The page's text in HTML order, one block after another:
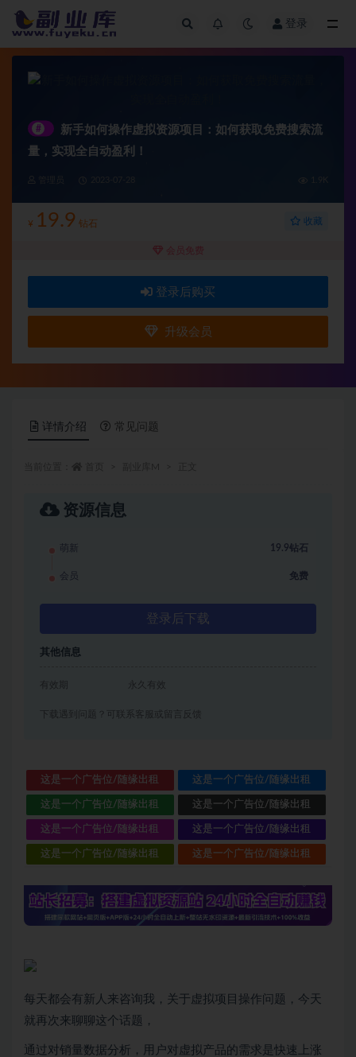
登录
#
新手如何操作虚拟资源项目：如何获取免费搜索流
量，实现全自动盈利！
¥ 19.9 钻石 收藏
会员免费
登录后购买
升级会员
详情介绍 常见问题
资源信息
萌新 19.9钻石
会员 免费
登录后下载
其他信息
有效期 永久有效
下载遇到问题？可联系客服或留言反馈
这是一个广告位/随缘出租 这是一个广告位/随缘出租
这是一个广告位/随缘出租 这是一个广告位/随缘出租
这是一个广告位/随缘出租 这是一个广告位/随缘出租
这是一个广告位/随缘出租 这是一个广告位/随缘出租
每天都会有新人来咨询我，关于虚拟项目操作问题，今天
就再次来聊聊这个话题，
通过对销量数据分析，用户对虚拟产品的需求是快速上涨